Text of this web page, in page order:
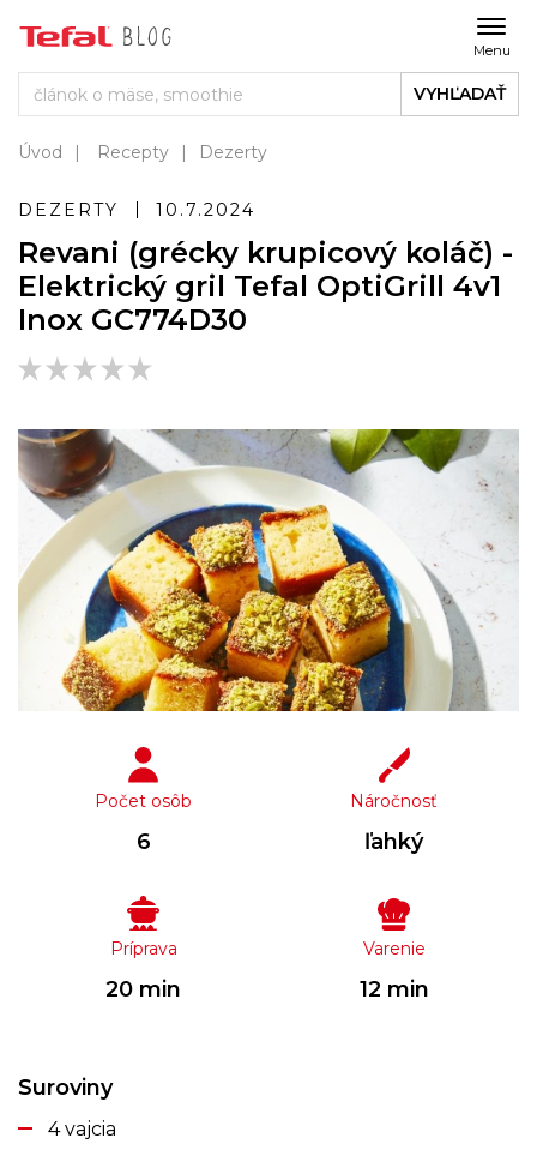
Menu
VYHĽADAŤ
Úvod Recepty Dezerty
DEZERTY 10.7.2024
Revani (grécky krupicový koláč) -
Elektrický gril Tefal OptiGrill 4v1
Inox GC774D30
Počet osôb
6
Náročnosť
ľahký
Príprava
20 min
Varenie
12 min
Suroviny
4 vajcia